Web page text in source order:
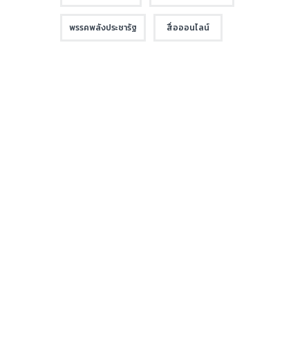
พรรคพลังประชารัฐ สื่อออนไลน์